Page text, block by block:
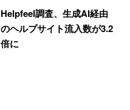
Helpfeel調査、生成AI経由
のヘルプサイト流入数が3.2
倍に